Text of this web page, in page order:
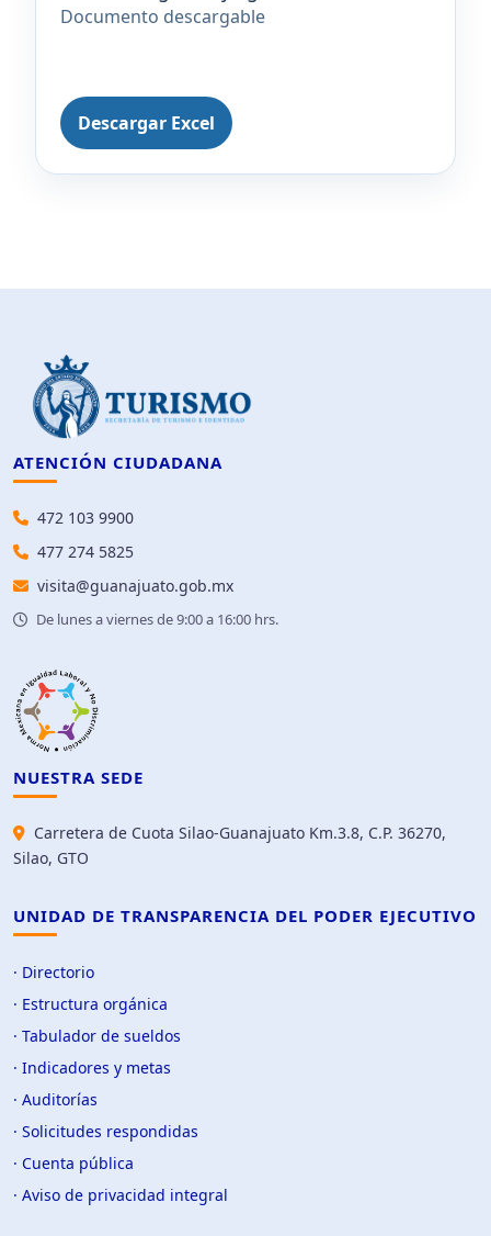
Documento descargable
Descargar Excel
ATENCIÓN CIUDADANA
472 103 9900
477 274 5825
visita@guanajuato.gob.mx
De lunes a viernes de 9:00 a 16:00 hrs.
NUESTRA SEDE
Carretera de Cuota Silao-Guanajuato Km.3.8, C.P. 36270,
Silao, GTO
UNIDAD DE TRANSPARENCIA DEL PODER EJECUTIVO
· Directorio
· Estructura orgánica
· Tabulador de sueldos
· Indicadores y metas
· Auditorías
· Solicitudes respondidas
· Cuenta pública
· Aviso de privacidad integral